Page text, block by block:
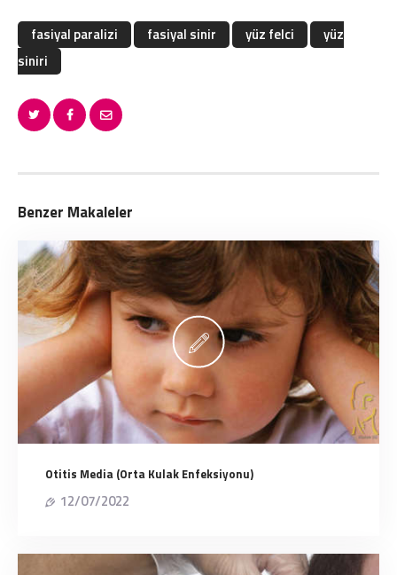
fasiyal paralizi fasiyal sinir yüz felci
yüz
siniri
Benzer Makaleler
Otitis Media (Orta Kulak Enfeksiyonu)
12/07/2022